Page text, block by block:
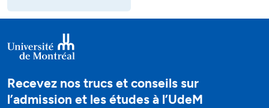
Recevez nos trucs et conseils sur
l’admission et les études à l’UdeM